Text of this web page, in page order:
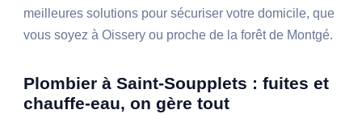
meilleures solutions pour sécuriser votre domicile, que
vous soyez à Oissery ou proche de la forêt de Montgé.
Plombier à Saint-Soupplets : fuites et
chauffe-eau, on gère tout